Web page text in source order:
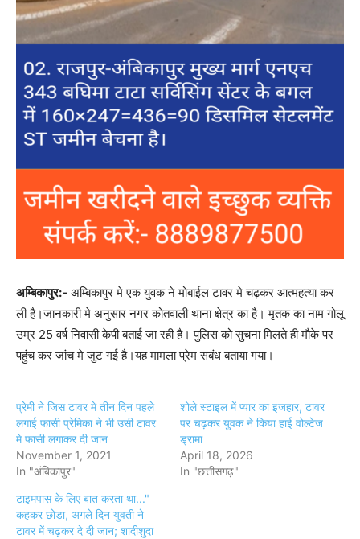
अम्बिकापुर:- अम्बिकापुर मे एक युवक ने मोबाईल टावर मे चढ़कर आत्महत्या कर
ली है।जानकारी मे अनुसार नगर कोतवाली थाना क्षेत्र का है। मृतक का नाम गोलू
उम्र 25 वर्ष निवासी केपी बताई जा रही है। पुलिस को सुचना मिलते ही मौके पर
पहुंच कर जांच मे जुट गई है।यह मामला प्रेम सबंध बताया गया।
प्रेमी ने जिस टावर मे तीन दिन पहले
लगाई फासी प्रेमिका ने भी उसी टावर
मे फासी लगाकर दी जान
November 1, 2021
In "अंबिकापुर"
शोले स्टाइल में प्यार का इजहार, टावर
पर चढ़कर युवक ने किया हाई वोल्टेज
ड्रामा
April 18, 2026
In "छत्तीसगढ़"
टाइमपास के लिए बात करता था..."
कहकर छोड़ा, अगले दिन युवती ने
टावर में चढ़कर दे दी जान; शादीशुदा